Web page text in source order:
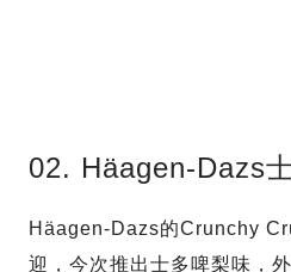
02. Häagen-Dazs
Häagen-Dazs的Crunchy
迎，今次推出士多啤梨味，